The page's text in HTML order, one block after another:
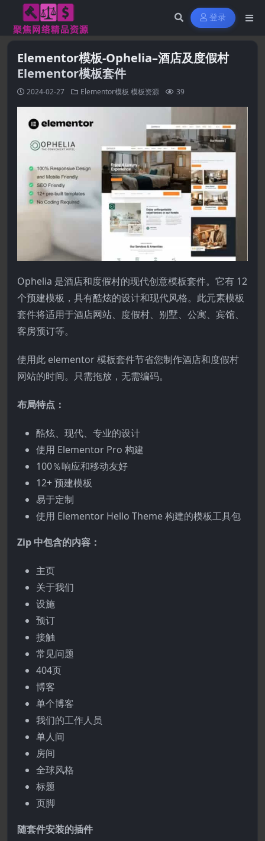
登录
Elementor模板-Ophelia–酒店及度假村
Elementor模板套件
2024-02-27 Elementor模板 模板资源 39
Ophelia 是酒店和度假村的现代创意模板套件。它有 12
个预建模板，具有酷炫的设计和现代风格。此元素模板
套件将适用于酒店网站、度假村、别墅、公寓、宾馆、
客房预订等。
使用此 elementor 模板套件节省您制作酒店和度假村
网站的时间。只需拖放，无需编码。
布局特点：
酷炫、现代、专业的设计
使用 Elementor Pro 构建
100％响应和移动友好
12+ 预建模板
易于定制
使用 Elementor Hello Theme 构建的模板工具包
Zip 中包含的内容：
主页
关于我们
设施
预订
接触
常见问题
404页
博客
单个博客
我们的工作人员
单人间
房间
全球风格
标题
页脚
随套件安装的插件